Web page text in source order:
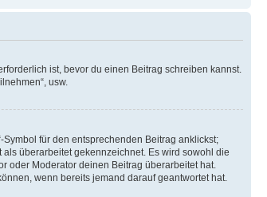
ist, bevor du einen Beitrag schreiben kannst.
usw.
für den entsprechenden Beitrag anklickst;
überarbeitet gekennzeichnet. Es wird sowohl die
oder Moderator deinen Beitrag überarbeitet hat.
wenn bereits jemand darauf geantwortet hat.